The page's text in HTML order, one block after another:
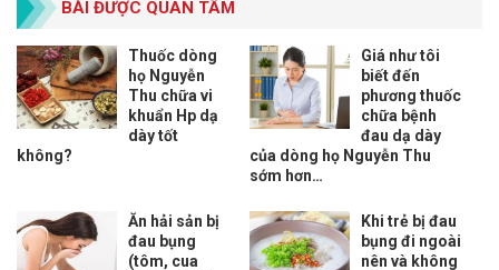
BÀI ĐƯỢC QUAN TÂM
Thuốc dòng
họ Nguyễn
Thu chữa vi
khuẩn Hp dạ
dày tốt
không?
Giá như tôi
biết đến
phương thuốc
chữa bệnh
đau dạ dày
của dòng họ Nguyễn Thu
sớm hơn…
Ăn hải sản bị
đau bụng
(tôm, cua
Khi trẻ bị đau
bụng đi ngoài
nên và không